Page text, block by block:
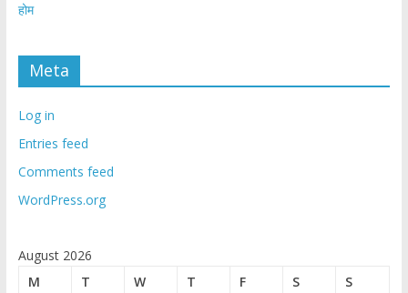
होम
Meta
Log in
Entries feed
Comments feed
WordPress.org
August 2026
M
T W T F S S